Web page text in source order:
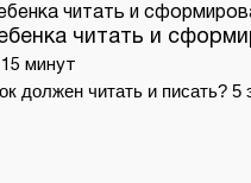
читать и
15 минут
должен читать и писать?